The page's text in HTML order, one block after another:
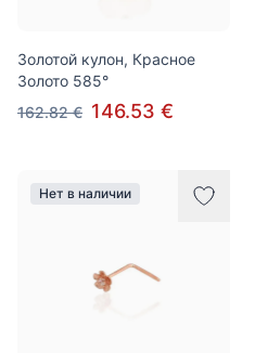
Золотой кулон, Красное
Золото 585°
162.82 € 146.53 €
Нет в наличии